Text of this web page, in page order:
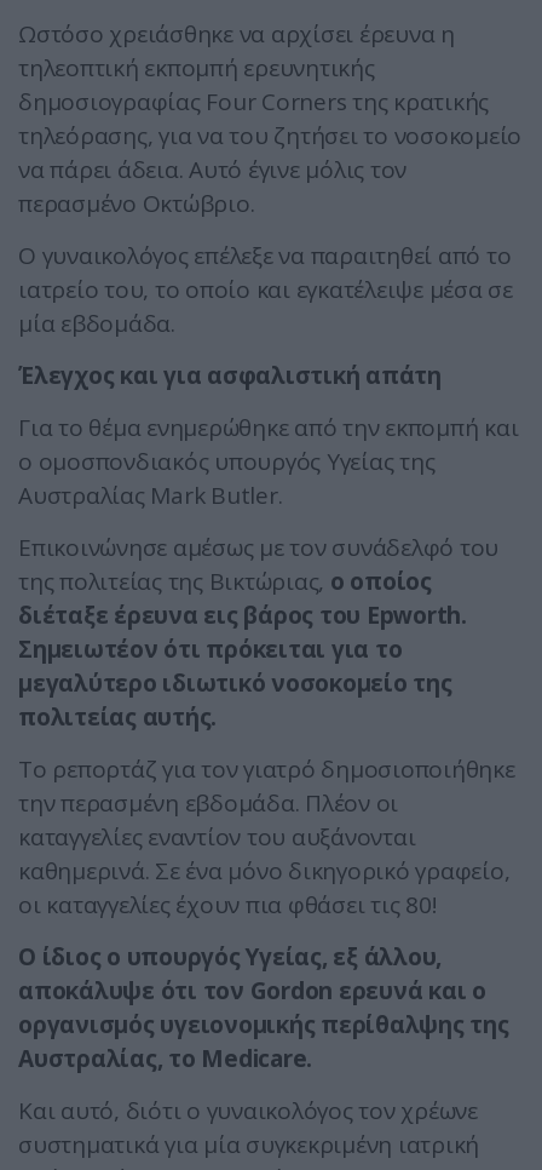
Ωστόσο χρειάσθηκε να αρχίσει έρευνα η
τηλεοπτική εκπομπή ερευνητικής
δημοσιογραφίας Four Corners της κρατικής
τηλεόρασης, για να του ζητήσει το νοσοκομείο
να πάρει άδεια. Αυτό έγινε μόλις τον
περασμένο Οκτώβριο.
Ο γυναικολόγος επέλεξε να παραιτηθεί από το
ιατρείο του, το οποίο και εγκατέλειψε μέσα σε
μία εβδομάδα.
Έλεγχος και για ασφαλιστική απάτη
Για το θέμα ενημερώθηκε από την εκπομπή και
ο ομοσπονδιακός υπουργός Υγείας της
Αυστραλίας Mark Butler.
Επικοινώνησε αμέσως με τον συνάδελφό του
της πολιτείας της Βικτώριας, ο οποίος
διέταξε έρευνα εις βάρος του Epworth.
Σημειωτέον ότι πρόκειται για το
μεγαλύτερο ιδιωτικό νοσοκομείο της
πολιτείας αυτής.
Το ρεπορτάζ για τον γιατρό δημοσιοποιήθηκε
την περασμένη εβδομάδα. Πλέον οι
καταγγελίες εναντίον του αυξάνονται
καθημερινά. Σε ένα μόνο δικηγορικό γραφείο,
οι καταγγελίες έχουν πια φθάσει τις 80!
Ο ίδιος ο υπουργός Υγείας, εξ άλλου,
αποκάλυψε ότι τον Gordon ερευνά και ο
οργανισμός υγειονομικής περίθαλψης της
Αυστραλίας, το Medicare.
Και αυτό, διότι ο γυναικολόγος τον χρέωνε
συστηματικά για μία συγκεκριμένη ιατρική